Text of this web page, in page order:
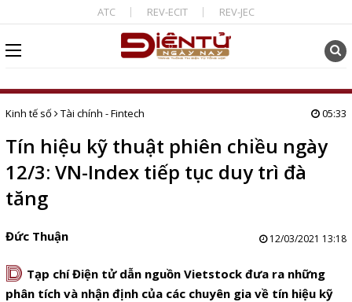
ATC REV-ECIT REV-JEC
Kinh tế số Tài chính - Fintech 05:33
Tín hiệu kỹ thuật phiên chiều ngày
12/3: VN-Index tiếp tục duy trì đà
tăng
Đức Thuận 12/03/2021 13:18
D Tạp chí Điện tử dẫn nguồn Vietstock đưa ra những
phân tích và nhận định của các chuyên gia về tín hiệu kỹ